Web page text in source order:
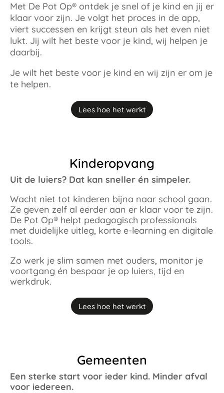
Met De Pot Op® ontdek je snel of je kind en jij er
klaar voor zijn. Je volgt het proces in de app,
viert successen en krijgt steun als het even niet
lukt. Jij wilt het beste voor je kind, wij helpen je
daarbij.
Je wilt het beste voor je kind en wij zijn er om je
te helpen.
Lees hoe het werkt
Kinderopvang
Uit de luiers? Dat kan sneller én simpeler.​
Wacht niet tot kinderen bijna naar school gaan.
Ze geven zelf al eerder aan er klaar voor te zijn.
De Pot Op® helpt pedagogisch professionals
met duidelijke uitleg, korte e-learning en digitale
tools.
Zo werk je slim samen met ouders, monitor je
voortgang én bespaar je op luiers, tijd en
werkdruk.
Lees hoe het werkt
Gemeenten
Een sterke start voor ieder kind. Minder afval
voor iedereen.​